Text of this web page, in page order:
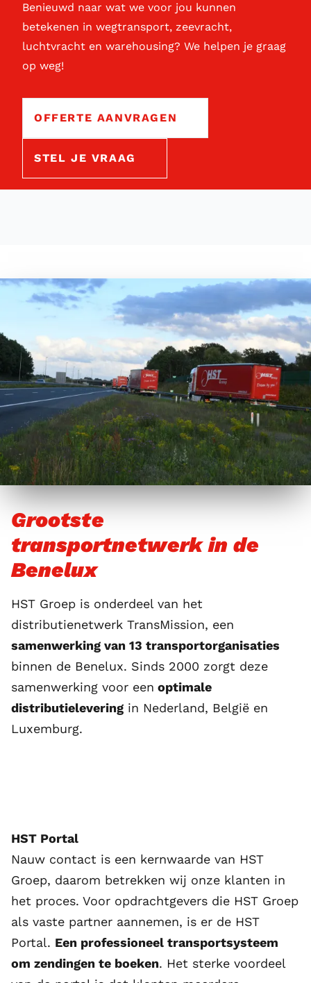
Benieuwd naar wat we voor jou kunnen
betekenen in wegtransport, zeevracht,
luchtvracht en warehousing? We helpen je graag
op weg!
OFFERTE AANVRAGEN
STEL JE VRAAG
Grootste
transportnetwerk in de
Benelux
HST Groep is onderdeel van het
distributienetwerk TransMission, een
samenwerking van 13 transportorganisaties
binnen de Benelux. Sinds 2000 zorgt deze
samenwerking voor een optimale
distributielevering in Nederland, België en
Luxemburg.
HST Portal
Nauw contact is een kernwaarde van HST
Groep, daarom betrekken wij onze klanten in
het proces. Voor opdrachtgevers die HST Groep
als vaste partner aannemen, is er de HST
Portal. Een professioneel transportsysteem
om zendingen te boeken. Het sterke voordeel